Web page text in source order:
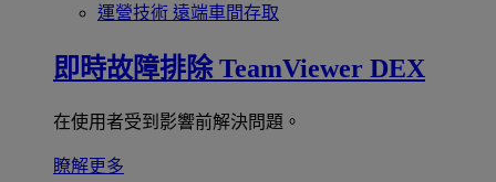
運營技術 遠端車間存取
即時故障排除 TeamViewer DEX
在使用者受到影響前解決問題。
瞭解更多